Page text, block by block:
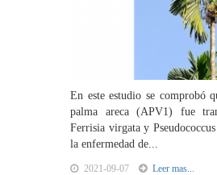
En este estudio se comprobó
palma areca (APV1) fue
Ferrisia virgata y
la enfermedad de...
2021-09-07 Leer mas...